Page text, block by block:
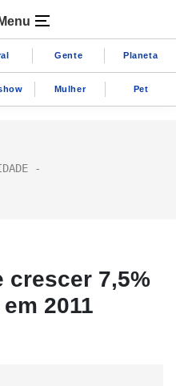
Menu
Gente Planeta
Mulher Pet
crescer 7,5%
2011